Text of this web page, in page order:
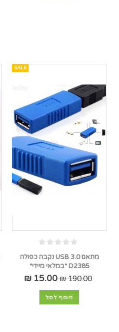
SALE
מתאם USB 3.0 נקבה כפולה
D2385 *במלאי מיידי*
190.00 ₪
15.00 ₪
הוסף לסל